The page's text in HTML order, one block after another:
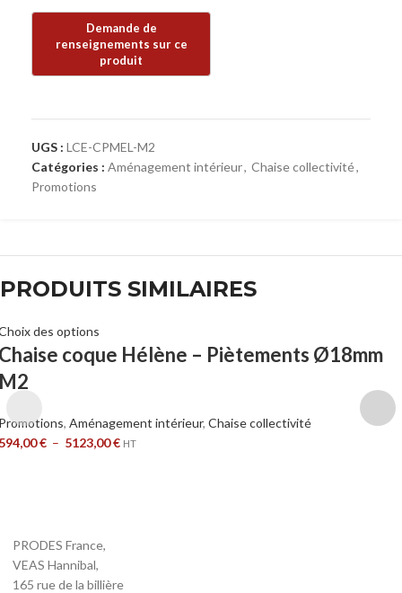
UGS : LCE-CPMEL-M2
Catégories : Aménagement intérieur, Chaise collectivité,
Promotions
PRODUITS SIMILAIRES
des options
coque Hélène – Piètements Ø18mm
,Aménagement intérieur,Chaise collectivité
€ – 5123,00€ HT
PRODES France,
VEAS Hannibal,
165 rue de la billière